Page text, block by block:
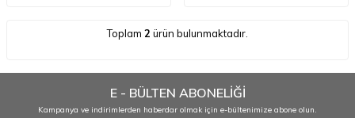
Toplam 2 ürün bulunmaktadır.
E - BÜLTEN ABONELİĞİ
Kampanya ve indirimlerden haberdar olmak için e-bültenimize abone olun.